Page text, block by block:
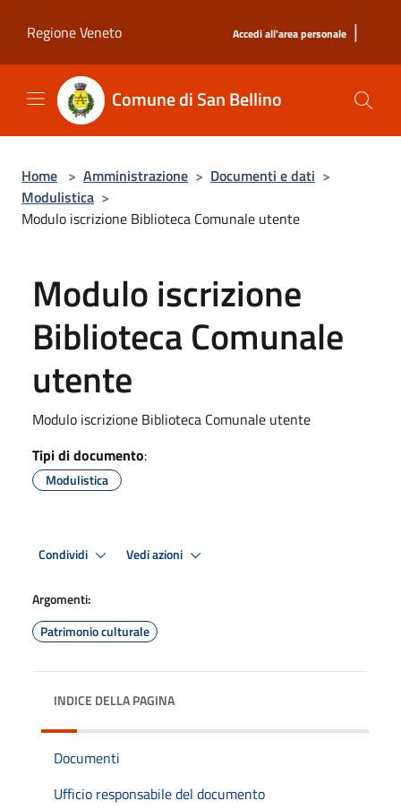
Regione Veneto
Accedi all'area personale |
Comune di San Bellino
Home > Amministrazione > Documenti e dati >
Modulistica >
Modulo iscrizione Biblioteca Comunale utente
Modulo iscrizione
Biblioteca Comunale
utente
Modulo iscrizione Biblioteca Comunale utente
Tipi di documento:
Modulistica
Condividi Vedi azioni
Argomenti:
Patrimonio culturale
INDICE DELLA PAGINA
Documenti
Ufficio responsabile del documento